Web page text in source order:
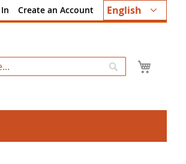
Language
English
Create an Account
Search